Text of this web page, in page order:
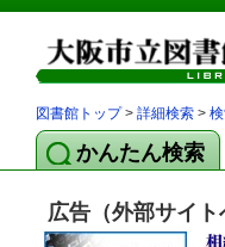
図書館トップ> 詳細検索 >
かんたん検索
広告（外部サイト